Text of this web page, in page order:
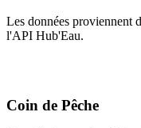
Les données proviennent
l'API Hub'Eau.
Coin de Pêche